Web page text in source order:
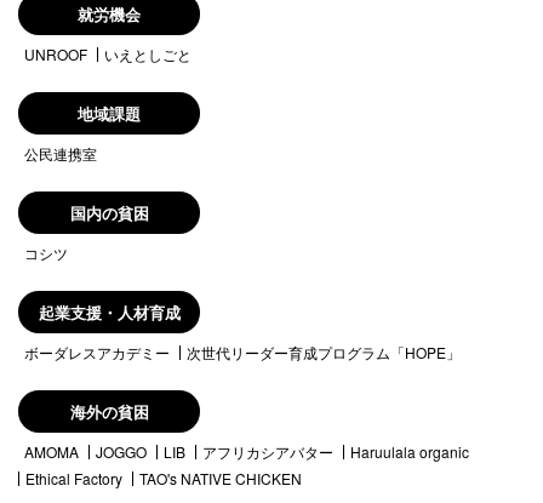
就労機会
UNROOF いえとしごと
地域課題
公民連携室
国内の貧困
コシツ
起業支援・人材育成
ボーダレスアカデミー 次世代リーダー育成プログラム「HOPE」
海外の貧困
AMOMA JOGGO LIB アフリカシアバター
Haruulala organic
Ethical Factory
TAO's NATIVE CHICKEN